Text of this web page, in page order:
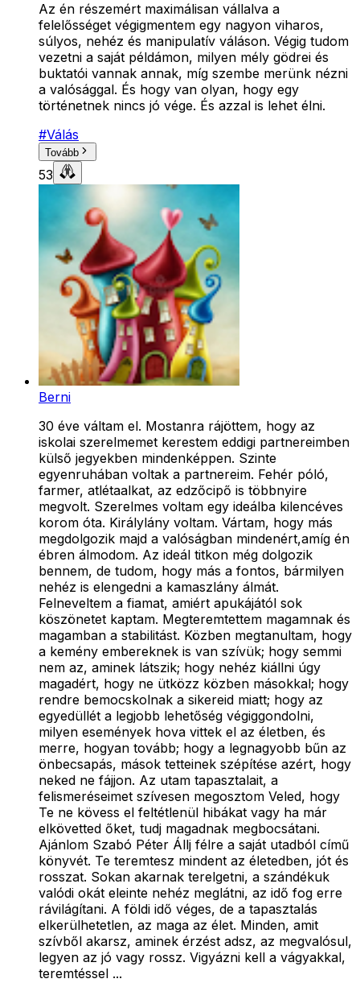
Az én részemért maximálisan vállalva a
felelősséget végigmentem egy nagyon viharos,
súlyos, nehéz és manipulatív váláson. Végig tudom
vezetni a saját példámon, milyen mély gödrei és
buktatói vannak annak, míg szembe merünk nézni
a valósággal. És hogy van olyan, hogy egy
történetnek nincs jó vége. És azzal is lehet élni.
#Válás
Tovább
53
Berni
30 éve váltam el. Mostanra rájöttem, hogy az
iskolai szerelmemet kerestem eddigi partnereimben
külső jegyekben mindenképpen. Szinte
egyenruhában voltak a partnereim. Fehér póló,
farmer, atlétaalkat, az edzőcipő is többnyire
megvolt. Szerelmes voltam egy ideálba kilencéves
korom óta. Királylány voltam. Vártam, hogy más
megdolgozik majd a valóságban mindenért,amíg én
ébren álmodom. Az ideál titkon még dolgozik
bennem, de tudom, hogy más a fontos, bármilyen
nehéz is elengedni a kamaszlány álmát.
Felneveltem a fiamat, amiért apukájától sok
köszönetet kaptam. Megteremtettem magamnak és
magamban a stabilitást. Közben megtanultam, hogy
a kemény embereknek is van szívük; hogy semmi
nem az, aminek látszik; hogy nehéz kiállni úgy
magadért, hogy ne ütközz közben másokkal; hogy
rendre bemocskolnak a sikereid miatt; hogy az
egyedüllét a legjobb lehetőség végiggondolni,
milyen események hova vittek el az életben, és
merre, hogyan tovább; hogy a legnagyobb bűn az
önbecsapás, mások tetteinek szépítése azért, hogy
neked ne fájjon. Az utam tapasztalait, a
felismeréseimet szívesen megosztom Veled, hogy
Te ne kövess el feltétlenül hibákat vagy ha már
elkövetted őket, tudj magadnak megbocsátani.
Ajánlom Szabó Péter Állj félre a saját utadból című
könyvét. Te teremtesz mindent az életedben, jót és
rosszat. Sokan akarnak terelgetni, a szándékuk
valódi okát eleinte nehéz meglátni, az idő fog erre
rávilágítani. A földi idő véges, de a tapasztalás
elkerülhetetlen, az maga az élet. Minden, amit
szívből akarsz, aminek érzést adsz, az megvalósul,
legyen az jó vagy rossz. Vigyázni kell a vágyakkal,
teremtéssel ...